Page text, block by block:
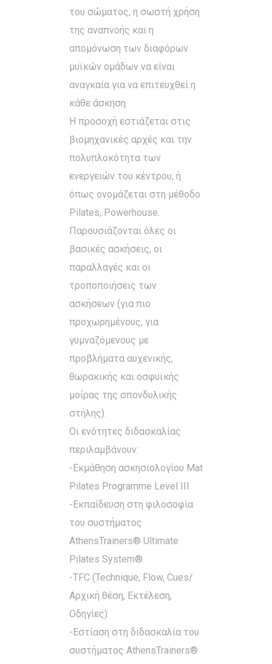
του σώματος, η σωστή χρήση
της αναπνοής και η
απομόνωση των διαφόρων
μυϊκών ομάδων να είναι
αναγκαία για να επιτευχθεί η
κάθε άσκηση.
Η προσοχή εστιάζεται στις
βιομηχανικές αρχές και την
πολυπλοκότητα των
ενεργειών του κέντρου, ή
όπως ονομάζεται στη μέθοδο
Pilates, Powerhouse.
Παρουσιάζονται όλες οι
βασικές ασκήσεις, οι
παραλλαγές και οι
τροποποιήσεις των
ασκήσεων (για πιο
προχωρημένους, για
γυμναζόμενους με
προβλήματα αυχενικής,
θωρακικής και οσφυϊκής
μοίρας της σπονδυλικής
στήλης).
Οι ενότητες διδασκαλίας
περιλαμβάνουν:
-Εκμάθηση ασκησιολογίου Mat
Pilates Programme Level IΙΙ
-Εκπαίδευση στη φιλοσοφία
του συστήματος
AthensTrainers® Ultimate
Pilates System®
-TFC (Technique, Flow, Cues/
Αρχική θέση, Εκτέλεση,
Οδηγίες)
-Εστίαση στη διδασκαλία του
συστήματος AthensTrainers®